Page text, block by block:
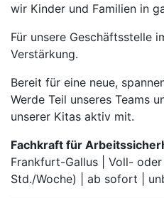
wir Kinder und Familien in
Für unsere Geschäftsstelle
Verstärkung.
Bereit für eine neue,
Werde Teil unseres Teams
unserer Kitas aktiv mit.
Fachkraft für
Frankfurt-Gallus | Voll-
Std./Woche) | ab sofort |